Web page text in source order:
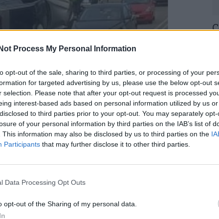
Process My Personal Information
opt-out of the sale, sharing to third parties, or processing of your
for targeted advertising by us, please use the below opt-out
selection. Please note that after your opt-out request is processed
interest-based ads based on personal information utilized by us
to third parties prior to your opt-out. You may separately
of your personal information by third parties on the IAB’s list of
This information may also be disclosed by us to third parties on the
Participants that may further disclose it to other third parties.
Data Processing Opt Outs
opt-out of the Sharing of my personal data.
na manhã de segunda-feira, na sequência
seguiam, em Águeda.
bombeiros de Águeda, para um acidente
na manhã de segunda-feira, na sequência
seguiam, em Águeda.
bombeiros de Águeda, para um acidente